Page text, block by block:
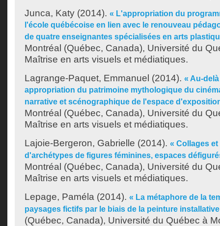
Junca, Katy (2014). « L'appropriation du
l'école québécoise en lien avec le renouveau
de quatre enseignantes spécialisées en arts
Montréal (Québec, Canada), Université du
Maîtrise en arts visuels et médiatiques.
Lagrange-Paquet, Emmanuel (2014). « Au-
appropriation du patrimoine mythologique du
narrative et scénographique de l'espace
Montréal (Québec, Canada), Université du
Maîtrise en arts visuels et médiatiques.
Lajoie-Bergeron, Gabrielle (2014). « Collages
d'archétypes de figures féminines, espaces
Montréal (Québec, Canada), Université du
Maîtrise en arts visuels et médiatiques.
Lepage, Paméla (2014). « La métaphore de la
paysages fictifs par le biais de la peinture
(Québec, Canada), Université du Québec à